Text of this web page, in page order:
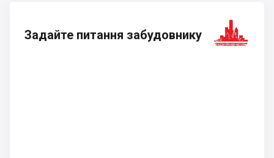
Задайте питання забудовнику